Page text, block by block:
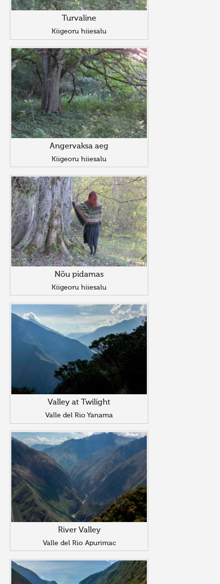
Turvaline
Kiigeoru hiiesalu
Angervaksa aeg
Kiigeoru hiiesalu
Nõu pidamas
Kiigeoru hiiesalu
Valley at Twilight
Valle del Rio Yanama
River Valley
Valle del Rio Apurimac